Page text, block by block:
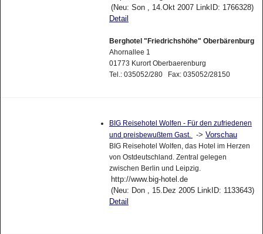
(Neu: Son , 14.Okt 2007 LinkID: 1766328)
Detail
Berghotel "Friedrichshöhe" Oberbärenburg
Ahornallee 1
01773 Kurort Oberbaerenburg
Tel.: 035052/280 Fax: 035052/28150
BIG Reisehotel Wolfen - Für den zufriedenen
und preisbewußtem Gast.
-> Vorschau
BIG Reisehotel Wolfen, das Hotel im Herzen
von Ostdeutschland. Zentral gelegen
zwischen Berlin und Leipzig.
http://www.big-hotel.de
(Neu: Don , 15.Dez 2005 LinkID: 1133643)
Detail